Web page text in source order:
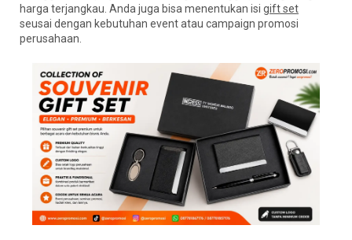
harga terjangkau. Anda juga bisa menentukan isi gift set
seusai dengan kebutuhan event atau campaign promosi
perusahaan.